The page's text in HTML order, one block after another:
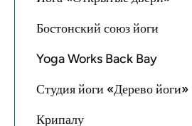
Бостонский союз йоги
Yoga Works Back Bay
Студия йоги «Дерево йоги»
Крипалу